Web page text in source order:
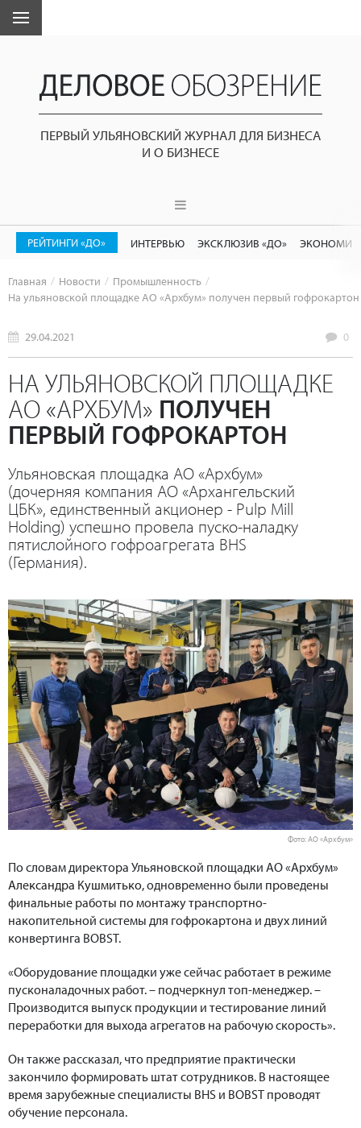
ПЕРВЫЙ УЛЬЯНОВСКИЙ ЖУРНАЛ ДЛЯ БИЗНЕСА
И О БИЗНЕСЕ
РЕЙТИНГИ «ДО» ИНТЕРВЬЮ ЭКСКЛЮЗИВ «ДО»
Главная Новости
Промышленность
На ульяновской площадке АО «Архбум» получен первый гофрокартон
29.04.2021 0
НА УЛЬЯНОВСКОЙ ПЛОЩАДКЕ
АО «АРХБУМ» ПОЛУЧЕН
ПЕРВЫЙ ГОФРОКАРТОН
Ульяновская площадка АО «Архбум»
(дочерняя компания АО «Архангельский
ЦБК», единственный акционер - Pulp Mill
Holding) успешно провела пуско-наладку
пятислойного гофроагрегата BHS
(Германия).
Фото: АО «Архбум»
По словам директора Ульяновской площадки АО «Архбум»
Александра Кушмитько,одновременно были проведены
финальные работы по монтажу транспортно-
накопительной системы для гофрокартона и двух линий
конвертинга BOBST.
«Оборудование площадки уже сейчас работает в режиме
пусконаладочных работ. – подчеркнул топ-менеджер. –
Производится выпуск продукции и тестирование линий
переработки для выхода агрегатов на рабочую скорость».
Он также рассказал, что предприятие практически
закончило формировать штат сотрудников. В настоящее
время зарубежные специалисты BHS и BOBST проводят
обучение персонала.